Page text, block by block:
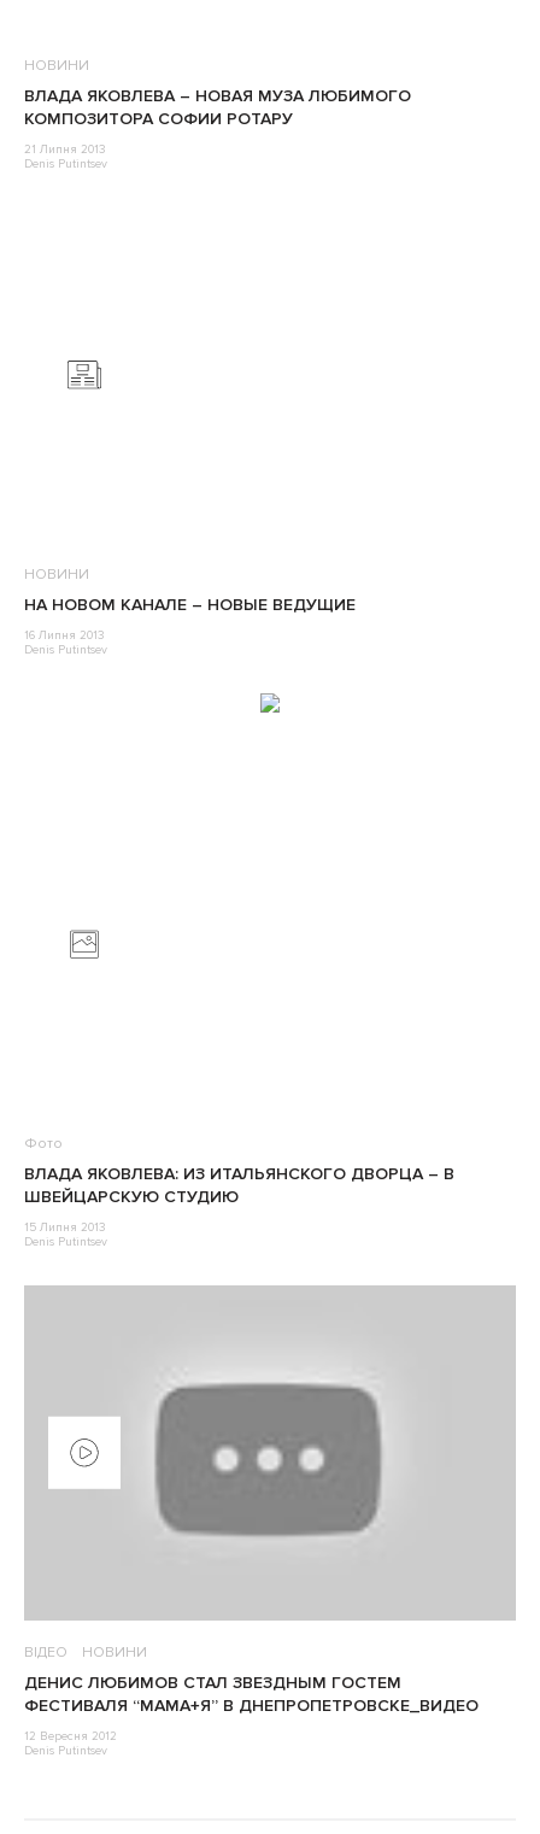
НОВИНИ
ВЛАДА ЯКОВЛЕВА – НОВАЯ МУЗА ЛЮБИМОГО
КОМПОЗИТОРА СОФИИ РОТАРУ
21 Липня 2013
Denis Putintsev
НОВИНИ
НА НОВОМ КАНАЛЕ – НОВЫЕ ВЕДУЩИЕ
16 Липня 2013
Denis Putintsev
Фото
ВЛАДА ЯКОВЛЕВА: ИЗ ИТАЛЬЯНСКОГО ДВОРЦА – В
ШВЕЙЦАРСКУЮ СТУДИЮ
15 Липня 2013
Denis Putintsev
ВІДЕО НОВИНИ
ДЕНИС ЛЮБИМОВ СТАЛ ЗВЕЗДНЫМ ГОСТЕМ
ФЕСТИВАЛЯ “МАМА+Я” В ДНЕПРОПЕТРОВСКЕ_ВИДЕО
12 Вересня 2012
Denis Putintsev